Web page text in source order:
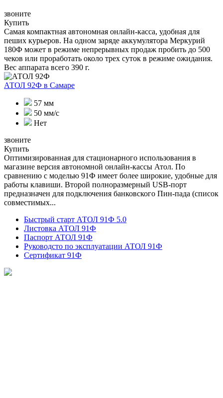
звоните
Купить
Самая компактная автономная онлайн-касса, удобная для
пеших курьеров. На одном заряде аккумулятора Меркурий
180Ф может в режиме непрерывных продаж пробить до 500
чеков или проработать около трех суток в режиме ожидания.
Вес аппарата всего 390 г.
АТОЛ 92Ф в Самаре
57 мм
50 мм/с
Нет
звоните
Купить
Оптимизированная для стационарного использования в
магазине версия автономной онлайн-кассы Атол. По
сравнению с моделью 91Ф имеет более широкие, удобные для
работы клавиши. Второй полноразмерный USB-порт
предназначен для подключения банковского Пин-пада (список
совместимых...
Быстрый старт АТОЛ 91Ф 5.0
Листовка АТОЛ 91Ф
Паспорт АТОЛ 91Ф
Руководсто по эксплуатации АТОЛ 91Ф
Сертификат 91Ф